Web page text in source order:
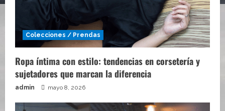
Colecciones / Prendas
Ropa íntima con estilo: tendencias en corsetería y
sujetadores que marcan la diferencia
admin mayo 8, 2026